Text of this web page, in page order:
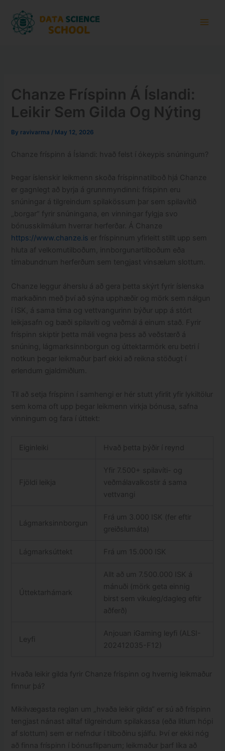
content
Chanze Fríspinn Á Íslandi:
Leikir Sem Gilda Og Nýting
By ravivarma / May 12, 2026
Chanze fríspinn á Íslandi: hvað felst í ókeypis snúningum?
Þegar íslenskir leikmenn skoða fríspinnatilboð hjá Chanze
er gagnlegt að byrja á grunnmyndinni: fríspinn eru
snúningar á tilgreindum spilakössum þar sem spilavítið
„borgar“ fyrir snúningana, en vinningar fylgja svo
bónusskilmálum hverrar herferðar. Á Chanze
https://www.chanze.is er fríspinnum yfirleitt stillt upp sem
hluta af velkomutilboðum, innborgunartilboðum eða
tímabundnum herferðum sem tengjast vinsælum slottum.
Chanze leggur áherslu á að gera þetta skýrt fyrir íslenska
markaðinn með því að sýna upphæðir og mörk sem nálgun
í ISK, á sama tíma og vettvangurinn býður upp á stórt
leikjasafn og bæði spilavíti og veðmál á einum stað. Fyrir
fríspinn skiptir þetta máli vegna þess að veðstærð á
snúning, lágmarksinnborgun og úttektarmörk eru betri í
notkun þegar leikmaður þarf ekki að reikna stöðugt í
erlendum gjaldmiðlum.
Til að setja fríspinn í samhengi er hér stutt yfirlit yfir lykiltölur
sem koma oft upp þegar leikmenn virkja bónusa, safna
vinningum og fara í úttekt:
Eiginleiki Hvað þetta þýðir í reynd
Fjöldi leikja
Yfir 7.500+ spilavíti- og
veðmálavalkostir á sama
vettvangi
Lágmarksinnborgun
Frá um 3.000 ISK (fer eftir
greiðslumáta)
Lágmarksúttekt Frá um 15.000 ISK
Úttektarhámark
Allt að um 7.500.000 ISK á
mánuði (mörk geta einnig
birst sem vikuleg/dagleg eftir
aðferð)
Leyfi
Anjouan iGaming leyfi (ALSI-
202412035-F12)
Hvaða leikir gilda fyrir Chanze fríspinn og hvernig leikmaður
finnur þá?
Mikilvægasta reglan um „hvaða leikir gilda“ er sú að fríspinn
tengjast nánast alltaf tilgreindum spilakassa (eða litlum hópi
af slottum) sem er nefndur í tilboðinu sjálfu. Því er ekki nóg
að finna fríspinn í bónusflipanum; leikmaður þarf líka að